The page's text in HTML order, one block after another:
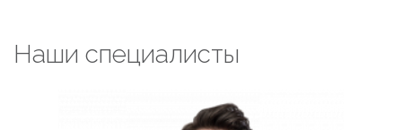
Наши специалисты